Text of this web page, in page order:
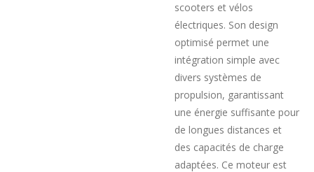
scooters et vélos
électriques. Son design
optimisé permet une
intégration simple avec
divers systèmes de
propulsion, garantissant
une énergie suffisante pour
de longues distances et
des capacités de charge
adaptées. Ce moteur est